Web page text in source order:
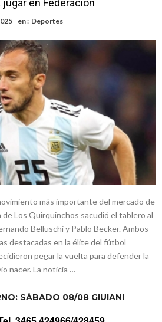
en Firmat para el EPI y el Hospital
en Federación
en : Deportes
más importante del mercado de
de Los Quirquinchos sacudió el tablero al
Belluschi y Pablo Becker. Ambos
destacadas en la élite del fútbol
pegar la vuelta para defender la
nacer. La noticia …
SÁBADO 08/08 GIUIANI